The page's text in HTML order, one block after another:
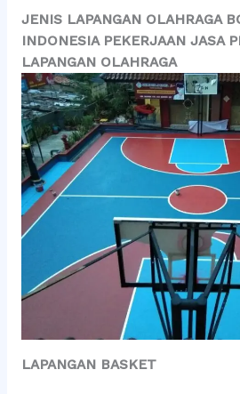
JENIS LAPANGAN OLAHRAGA
INDONESIA PEKERJAAN JASA
LAPANGAN OLAHRAGA
LAPANGAN BASKET